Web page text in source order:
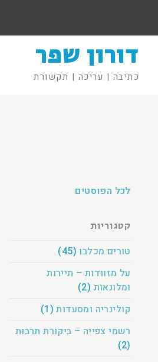
דורון שפר
כתיבה | עריכה | תקשורת
לכל הפוסטים
קטגוריות
טורים מכלבו (45)
על מזוודות – תיירות
ומלונאות (2)
קולינריה ומסעדות (1)
רשמי צפייה – ביקורת תרבות
(2)